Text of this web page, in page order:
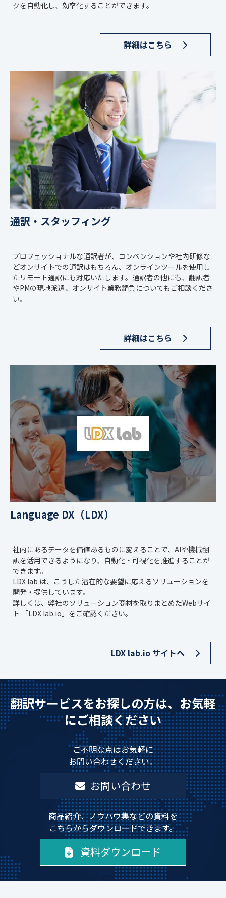
クを自動化し、効率化することができます。
詳細はこちら
通訳・スタッフィング
プロフェッショナルな通訳者が、コンベンションや社内研修な
どオンサイトでの通訳はもちろん、オンラインツールを使用し
たリモート通訳にも対応いたします。通訳者の他にも、翻訳者
やPMの現地派遣、オンサイト業務請負についてもご相談くださ
い。
詳細はこちら
Language DX（LDX）
社内にあるデータを価値あるものに変えることで、AIや機械翻
訳を活用できるようになり、自動化・可視化を推進することが
できます。
LDX lab は、こうした潜在的な要望に応えるソリューションを
開発・提供しています。
詳しくは、弊社のソリューション商材を取りまとめたWebサイ
ト 「LDX lab.io」をご確認ください。
LDX lab.io サイトへ
翻訳サービスをお探しの方は、お気軽
にご相談ください
ご不明な点はお気軽に
お問い合わせください。
お問い合わせ
商品紹介、ノウハウ集などの資料を
こちらからダウンロードできます。
資料ダウンロード